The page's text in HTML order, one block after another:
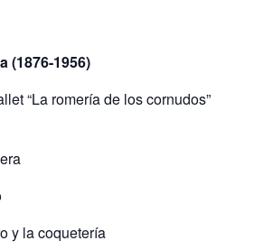
(1876-1956)
“La romería de los cornudos”
y la coquetería